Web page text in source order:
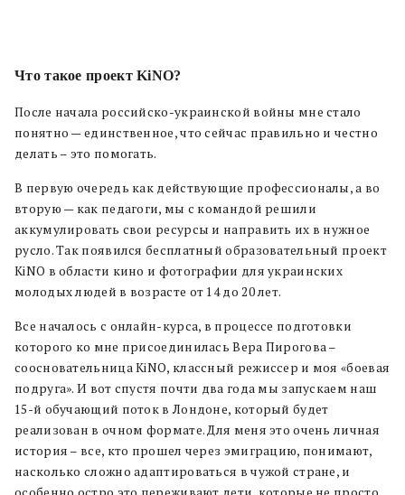
Что такое проект KiNO?
После начала российско-украинской войны мне стало
понятно — единственное, что сейчас правильно и честно
делать – это помогать.
В первую очередь как действующие профессионалы, а во
вторую — как педагоги, мы с командой решили
аккумулировать свои ресурсы и направить их в нужное
русло. Так появился бесплатный образовательный проект
KiNO в области кино и фотографии для украинских
молодых людей в возрасте от 14 до 20 лет.
Все началось с онлайн-курса, в процессе подготовки
которого ко мне присоединилась Вера Пирогова –
соосновательница KiNO, классный режиссер и моя «боевая
подруга». И вот спустя почти два года мы запускаем наш
15-й обучающий поток в Лондоне, который будет
реализован в очном формате. Для меня это очень личная
история – все, кто прошел через эмиграцию, понимают,
насколько сложно адаптироваться в чужой стране, и